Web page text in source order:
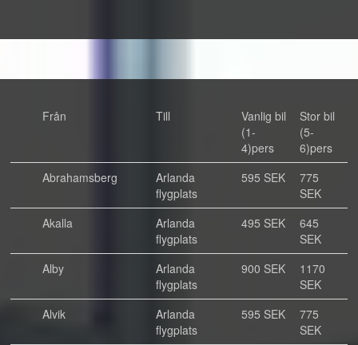
Från Till
Vanlig bil
(1-
4)pers
Stor bil
(5-
6)pers
Abrahamsberg
Arlanda
flygplats
595 SEK
775
SEK
Akalla
Arlanda
flygplats
495 SEK
645
SEK
Alby
Arlanda
flygplats
900 SEK
1170
SEK
Alvik
Arlanda
flygplats
595 SEK
775
SEK